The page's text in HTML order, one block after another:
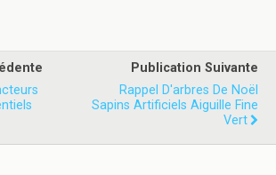
Publication Suivante
Rappel D'arbres De Noël
Sapins Artificiels Aiguille Fine
Vert